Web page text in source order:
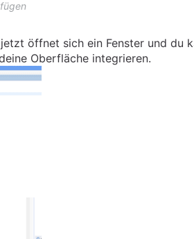
öffnet sich ein Fenster und du
Oberfläche integrieren.